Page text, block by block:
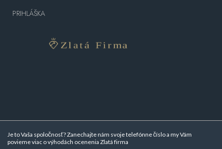
Je to Vaša spoločnosť? Zanechajte nám svoje telefónne číslo a my Vám
povieme viac ovýhodách ocenenia Zlatá firma
PRIHLÁŠKA